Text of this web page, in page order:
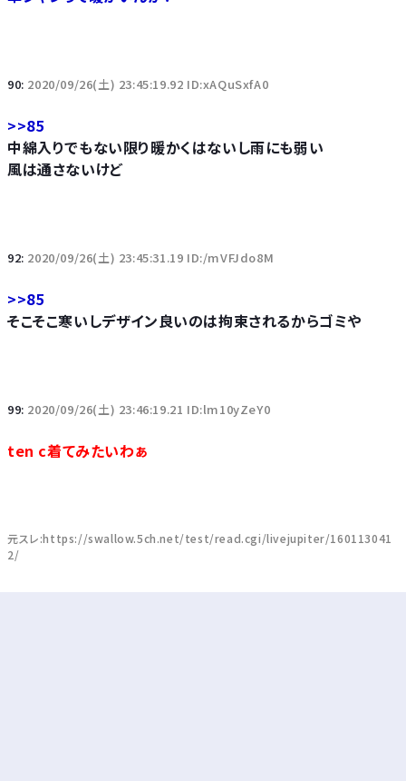
90: 2020/09/26(土) 23:45:19.92 ID:xAQuSxfA0
>>85
中綿入りでもない限り暖かくはないし雨にも弱い
風は通さないけど
92: 2020/09/26(土) 23:45:31.19 ID:/mVFJdo8M
>>85
そこそこ寒いしデザイン良いのは拘束されるからゴミや
99: 2020/09/26(土) 23:46:19.21 ID:lm10yZeY0
ten c着てみたいわぁ
元スレ:https://swallow.5ch.net/test/read.cgi/livejupiter/160113041
2/